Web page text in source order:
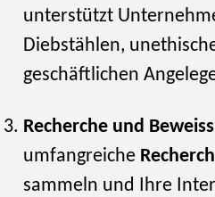
unterstützt
Diebstählen,
geschäftlichen
Recherche und
umfangreiche
sammeln und Ihre